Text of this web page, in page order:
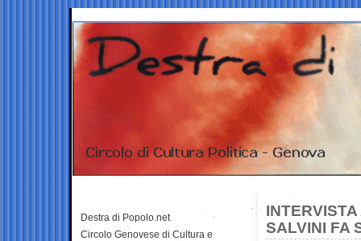
SALVINI FA
Destra di Popolo.net
Circolo Genovese di Cultura e